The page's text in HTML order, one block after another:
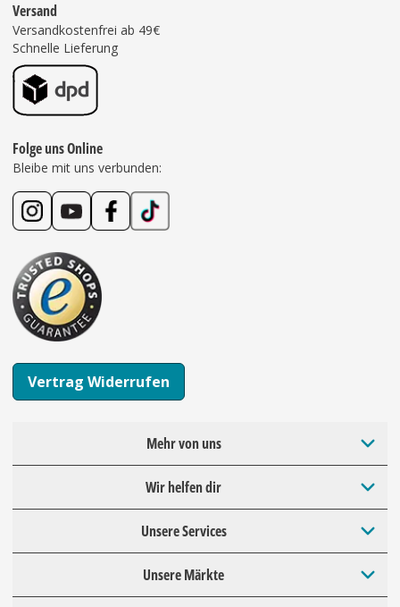
Versand
Versandkostenfrei ab 49€
Schnelle Lieferung
Folge uns Online
Bleibe mit uns verbunden:
Vertrag Widerrufen
Mehr von uns
Wir helfen dir
Unsere Services
Unsere Märkte